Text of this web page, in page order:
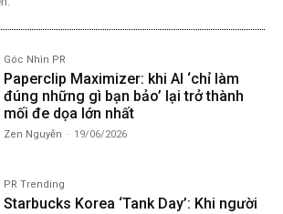
Góc Nhìn PR
Paperclip Maximizer: khi AI ‘chỉ làm
đúng những gì bạn bảo’ lại trở thành
mối đe dọa lớn nhất
Zen Nguyễn - 19/06/2026
PR Trending
Starbucks Korea ‘Tank Day’: Khi người